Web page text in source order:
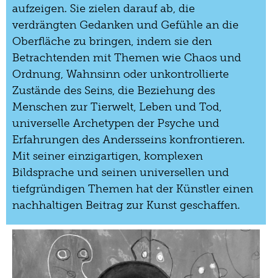
aufzeigen. Sie zielen darauf ab, die
verdrängten Gedanken und Gefühle an die
Oberfläche zu bringen, indem sie den
Betrachtenden mit Themen wie Chaos und
Ordnung, Wahnsinn oder unkontrollierte
Zustände des Seins, die Beziehung des
Menschen zur Tierwelt, Leben und Tod,
universelle Archetypen der Psyche und
Erfahrungen des Andersseins konfrontieren.
Mit seiner einzigartigen, komplexen
Bildsprache und seinen universellen und
tiefgründigen Themen hat der Künstler einen
nachhaltigen Beitrag zur Kunst geschaffen.